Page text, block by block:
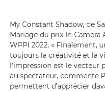
My Constant Shadow, de
Mariage du prix In-
WPPI 2022. « Finalement,
toujours la créativité et la
l'impression est le vecteur
au spectateur, commente
permettent d'apprécier